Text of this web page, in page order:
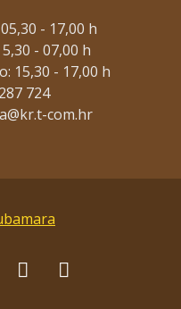
- 17,00 h
- 07,00 h
15,30 - 17,00 h
724
djecji.vrtic.bubamara@kr.t-com.hr